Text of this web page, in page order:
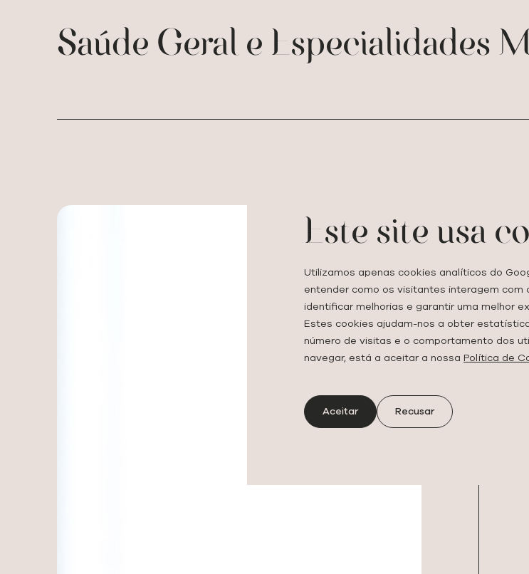
Saúde Geral e Especialidades
Este site usa
Utilizamos apenas cookies analíticos do
entender como os visitantes interagem com
identificar melhorias e garantir uma melhor
Estes cookies ajudam-nos a obter
número de visitas e o comportamento dos
navegar, está a aceitar a nossa Política de
Aceitar Recusar